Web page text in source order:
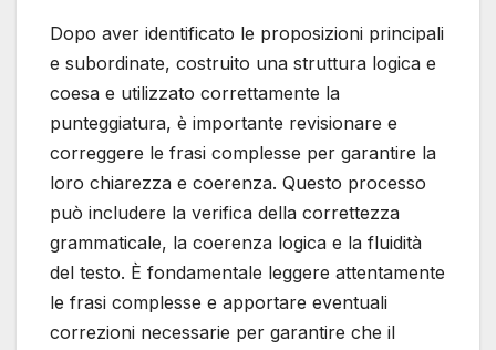
Dopo aver identificato le proposizioni principali
e subordinate, costruito una struttura logica e
coesa e utilizzato correttamente la
punteggiatura, è importante revisionare e
correggere le frasi complesse per garantire la
loro chiarezza e coerenza. Questo processo
può includere la verifica della correttezza
grammaticale, la coerenza logica e la fluidità
del testo. È fondamentale leggere attentamente
le frasi complesse e apportare eventuali
correzioni necessarie per garantire che il